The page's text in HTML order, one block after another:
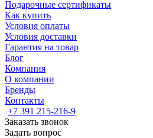
Подарочные сертификаты
Как купить
Условия оплаты
Условия доставки
Гарантия на товар
Блог
Компания
О компании
Бренды
Контакты
+7 391 215-216-9
Заказать звонок
Задать вопрос